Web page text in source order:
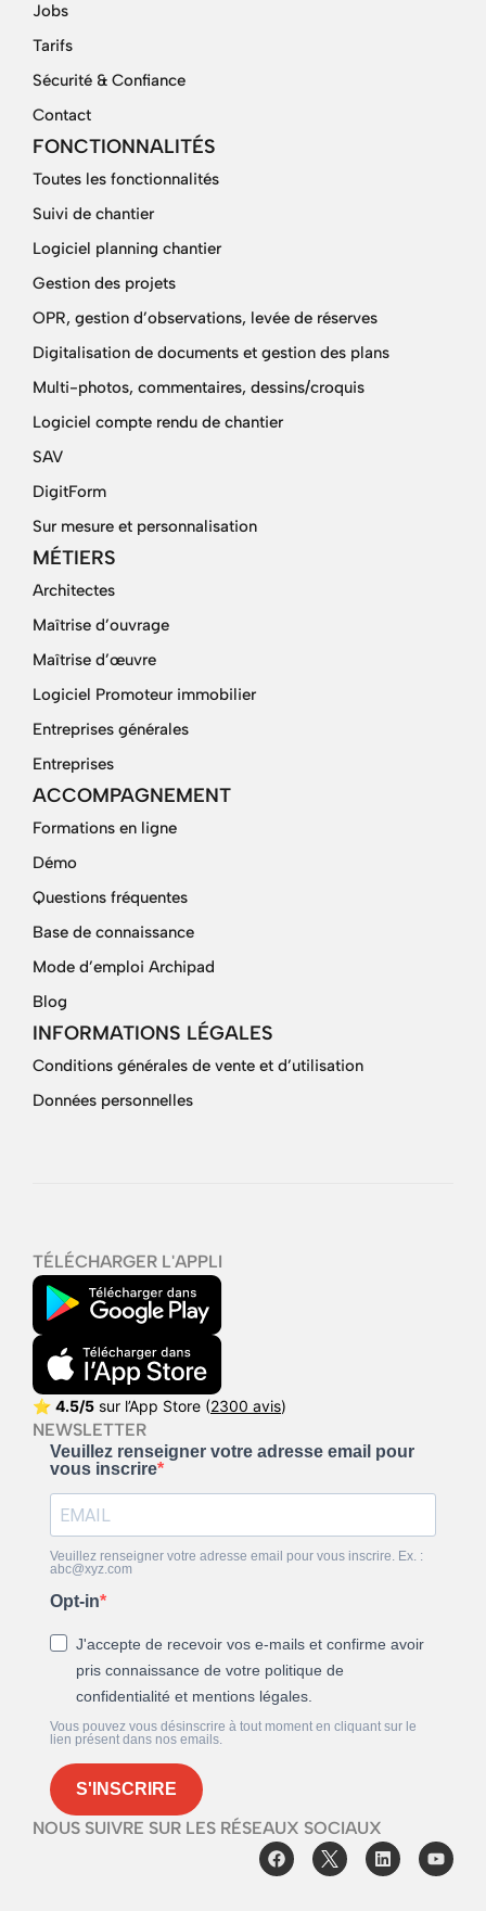
Jobs
Tarifs
Sécurité & Confiance
Contact
FONCTIONNALITÉS
Toutes les fonctionnalités
Suivi de chantier
Logiciel planning chantier
Gestion des projets
OPR, gestion d’observations, levée de réserves
Digitalisation de documents et gestion des plans
Multi-photos, commentaires, dessins/croquis
Logiciel compte rendu de chantier
SAV
DigitForm
Sur mesure et personnalisation
MÉTIERS
Architectes
Maîtrise d’ouvrage
Maîtrise d’œuvre
Logiciel Promoteur immobilier
Entreprises générales
Entreprises
ACCOMPAGNEMENT
Formations en ligne
Démo
Questions fréquentes
Base de connaissance
Mode d’emploi Archipad
Blog
INFORMATIONS LÉGALES
Conditions générales de vente et d’utilisation
Données personnelles
TÉLÉCHARGER L'APPLI
⭐ 4.5/5 sur l’App Store (2300 avis)
NEWSLETTER
Veuillez renseigner votre adresse email pour
vous inscrire
Veuillez renseigner votre adresse email pour vous inscrire. Ex. :
abc@xyz.com
Opt-in
J'accepte de recevoir vos e-mails et confirme avoir
pris connaissance de votre politique de
confidentialité et mentions légales.
Vous pouvez vous désinscrire à tout moment en cliquant sur le
lien présent dans nos emails.
S'INSCRIRE
NOUS SUIVRE SUR LES RÉSEAUX SOCIAUX